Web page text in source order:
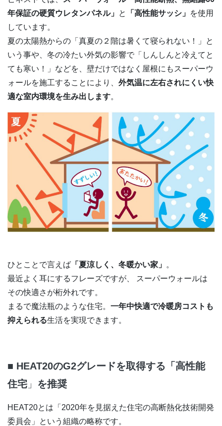
年保証の硬質ウレタンパネル」 と 「高性能サッシ」 を使用
しています。
夏の太陽熱からの「真夏の２階は暑くて寝られない！」と
いう事や、冬の冷たい外気の影響で「しんしんと冷えてと
ても寒い！」などを、壁だけではなく屋根にもスーパーウ
ォールを施工することにより、 外気温に左右されにくい快
適な室内環境を生み出します。
ひとことで言えば 「夏涼しく、冬暖かい家」 。
最近よく耳にするフレーズですが、 スーパーウォールは
その快適さが桁外れです。
まるで魔法瓶のような住宅。 一年中快適で冷暖房コストも
抑えられる生活を実現できます。
■ HEAT20のG2グレードを取得する「高性能
住宅 」 を推奨
HEAT20とは「2020年を見据えた住宅の高断熱化技術開発
委員会」という組織の略称です。